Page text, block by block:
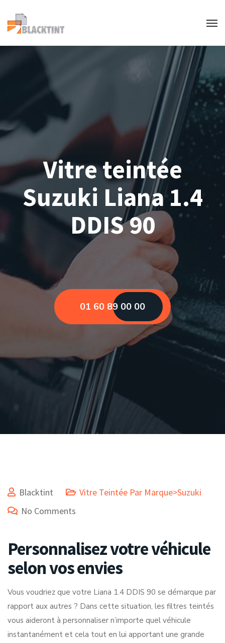
Vitre teintée
Suzuki Liana 1.4
DDIS 90
01 60 89 00 00
Blacktint
Vitre Teintée Par Marque>Suzuki
No Comments
Personnalisez votre véhicule
selon vos envies
Vous voudriez que votre Liana 1.4 DDIS 90 se démarque par
rapport aux autres ? Dans cette situation, les filtres teintés
vous aideront à personnaliser n’importe quel véhicule
instantanément et cela tout en lui apportant une grande